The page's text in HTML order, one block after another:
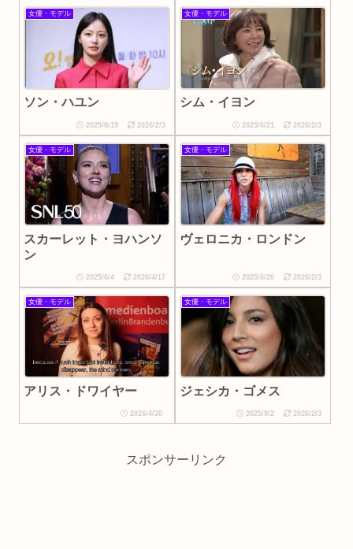
女優・モデル
ソン・ハユン
2025/8/19 2026/2/3
女優・モデル
シム・イヨン
2025/6/21 2026/2/3
女優・モデル
スカーレット・ヨハンソ
ン
2025/6/4 2026/4/17
女優・モデル
ヴェロニカ・ロンドン
2025/6/26 2026/2/3
女優・モデル
アリス・ドワイヤー
2026/4/30
女優・モデル
ジェシカ・ゴメス
2025/9/2 2026/2/3
スポンサーリンク